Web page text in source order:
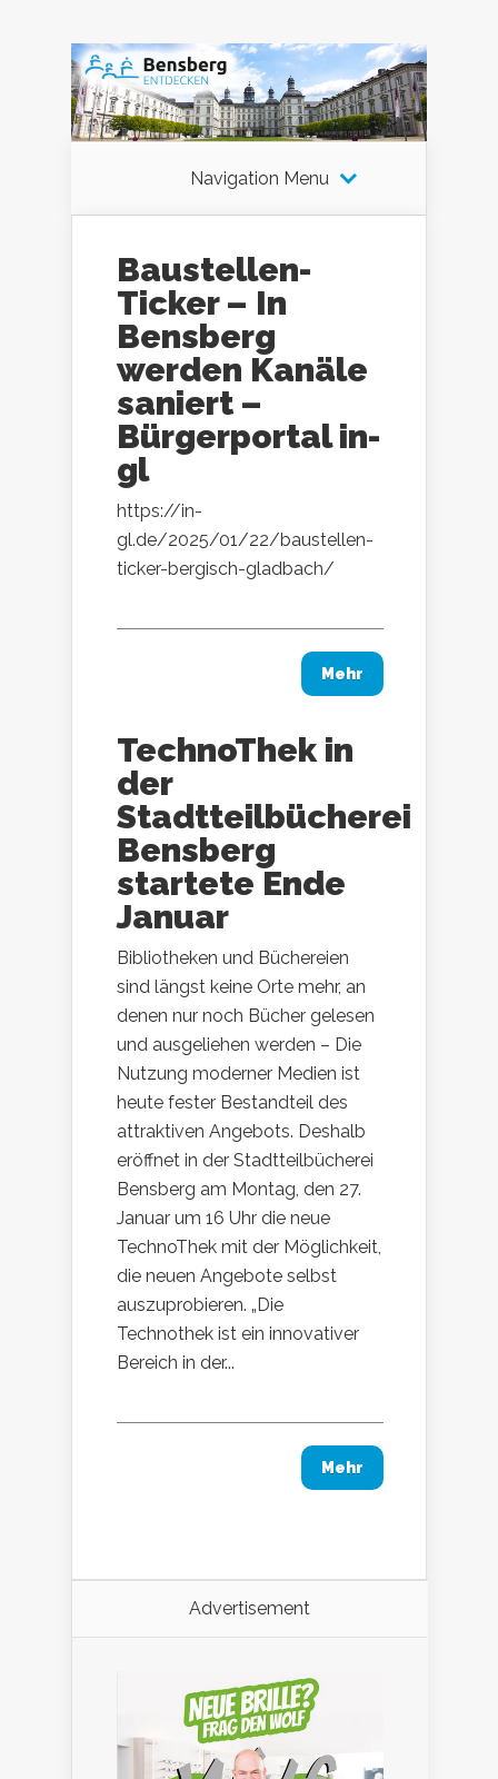
Navigation Menu
Baustellen-
Ticker – In
Bensberg
werden Kanäle
saniert –
Bürgerportal in-
gl
https://in-
gl.de/2025/01/22/baustellen-
ticker-bergisch-gladbach/
Mehr
TechnoThek in
der
Stadtteilbücherei
Bensberg
startete Ende
Januar
Bibliotheken und Büchereien
sind längst keine Orte mehr, an
denen nur noch Bücher gelesen
und ausgeliehen werden – Die
Nutzung moderner Medien ist
heute fester Bestandteil des
attraktiven Angebots. Deshalb
eröffnet in der Stadtteilbücherei
Bensberg am Montag, den 27.
Januar um 16 Uhr die neue
TechnoThek mit der Möglichkeit,
die neuen Angebote selbst
auszuprobieren. „Die
Technothek ist ein innovativer
Bereich in der...
Mehr
Advertisement